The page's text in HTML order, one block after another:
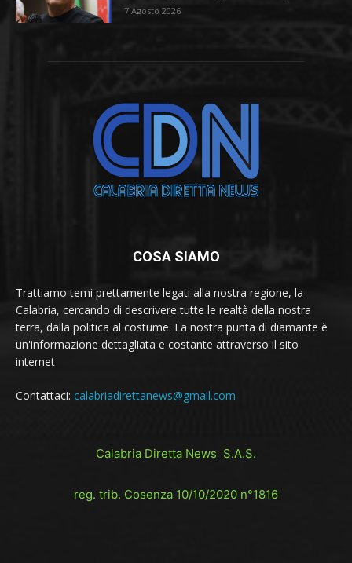
7 Agosto 2026
COSA SIAMO
Trattiamo temi prettamente legati alla nostra regione, la
Calabria, cercando di descrivere tutte le realtà della nostra
terra, dalla politica al costume. La nostra punta di diamante è
un'informazione dettagliata e costante attraverso il sito
internet
Contattaci: calabriadirettanews@gmail.com
Calabria Diretta News S.A.S.
reg. trib. Cosenza 10/10/2020 n°1816